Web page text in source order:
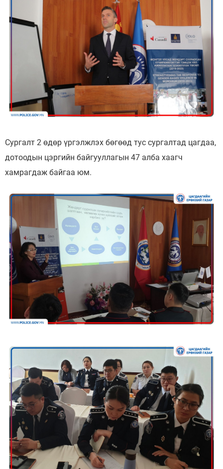
Сургалт 2 өдөр үргэлжлэх бөгөөд тус сургалтад цагдаа,
дотоодын цэргийн байгууллагын 47 алба хаагч
хамрагдаж байгаа юм.